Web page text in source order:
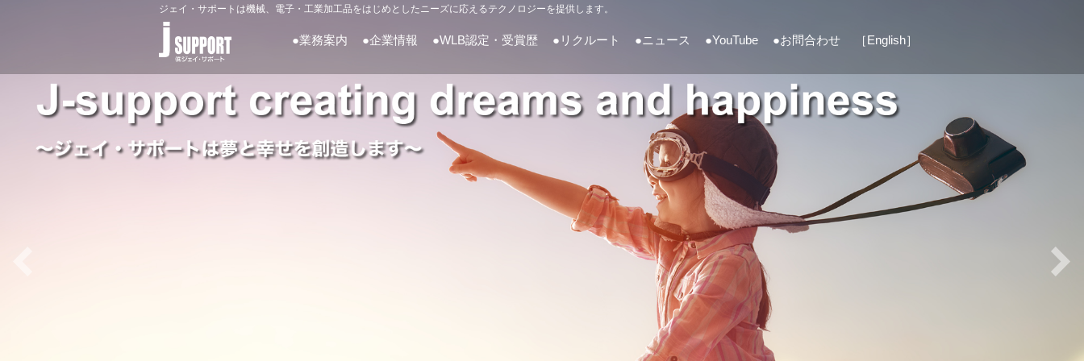
ジェイ・サポートは機械、電子・工業加工品をはじめとしたニーズに応えるテクノロジーを提供します。
●業務案内 ●企業情報 ●WLB認定・受賞歴 ●リクルート ●ニュース ●YouTube ●お問合わせ ［English］